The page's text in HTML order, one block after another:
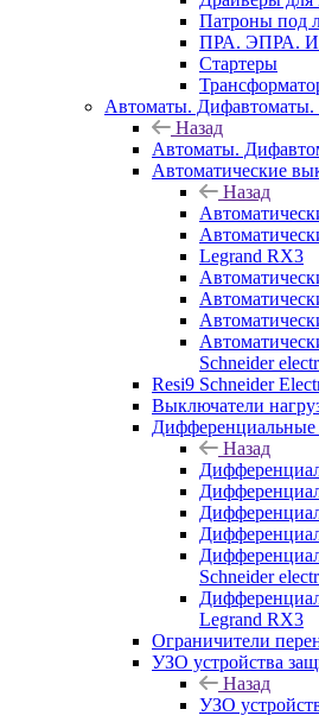
Патроны под
ПРА. ЭПРА.
Стартеры
Автоматы.
Назад
Автоматы.
Автоматические
Назад
Legrand RX3
Schneider
Resi9 Schneider
Выключатели
Дифференциальные
Назад
Schneider
Legrand RX3
Ограничители
УЗО устройства
Назад
УЗО